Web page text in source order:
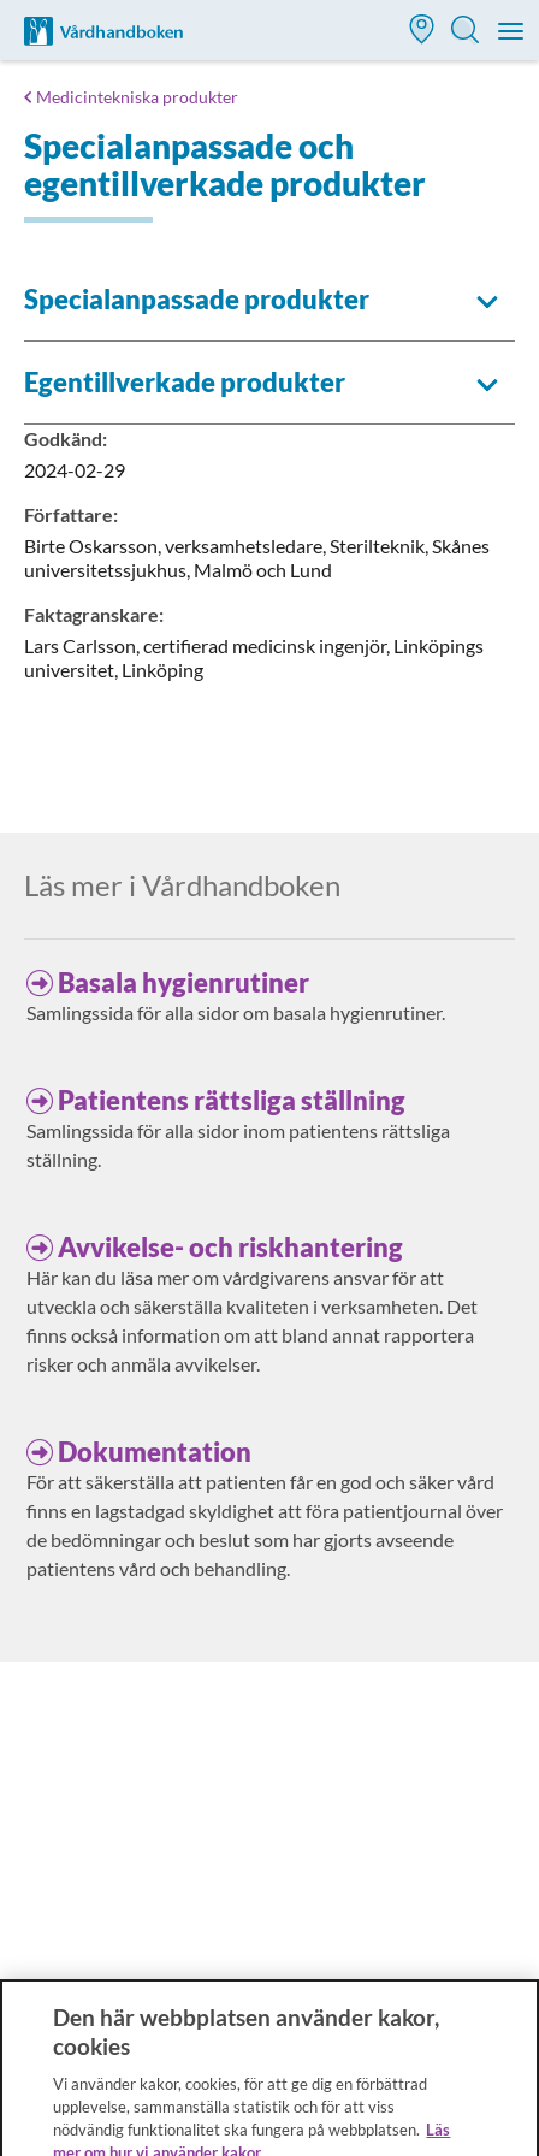
Till startsidan för Vårdhandboken
Medicintekniska produkter
Specialanpassade och
egentillverkade produkter
Specialanpassade produkter
Egentillverkade produkter
Godkänd:
2024-02-29
Författare:
BirteOskarsson,verksamhetsledare,Sterilteknik, Skånes
universitetssjukhus, Malmö och Lund
Faktagranskare:
LarsCarlsson,certifierad medicinsk ingenjör, Linköpings
universitet, Linköping
Läs mer i Vårdhandboken
Basala hygienrutiner
Samlingssida för alla sidor om basala hygienrutiner.
Patientens rättsliga ställning
Samlingssida för alla sidor inom patientens rättsliga
ställning.
Avvikelse- och riskhantering
Här kan du läsa mer om vårdgivarens ansvar för att
utveckla och säkerställa kvaliteten i verksamheten. Det
finns också information om att bland annat rapportera
risker och anmäla avvikelser.
Dokumentation
För att säkerställa att patienten får en god och säker vård
finns en lagstadgad skyldighet att föra patientjournal över
de bedömningar och beslut som har gjorts avseende
patientens vård och behandling.
Den här webbplatsen använder kakor,
cookies
Vi använder kakor, cookies, för att ge dig en förbättrad
upplevelse, sammanställa statistik och för att viss
nödvändig funktionalitet ska fungera på webbplatsen. Läs